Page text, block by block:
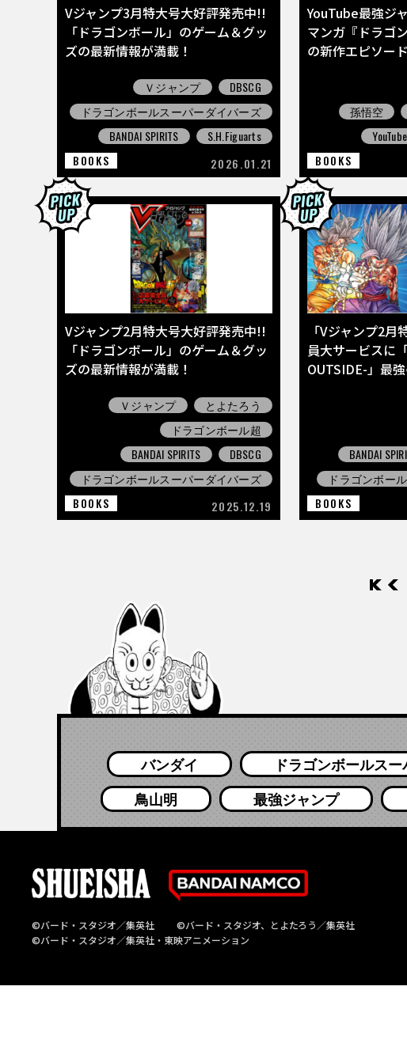
Vジャンプ3月特大号大好評発売中!!
「ドラゴンボール」のゲーム＆グッ
ズの最新情報が満載！
Ｖジャンプ
DBSCG
ドラゴンボールスーパーダイバーズ
BANDAI SPIRITS
S.H.Figuarts
BOOKS
2026.01.21
YouTube最強ジ
マンガ『ドラゴ
の新作エピソー
孫悟空
YouTube
BOOKS
Vジャンプ2月特大号大好評発売中!!
「ドラゴンボール」のゲーム＆グッ
ズの最新情報が満載！
Ｖジャンプ
とよたろう
ドラゴンボール超
BANDAI SPIRITS
DBSCG
ドラゴンボールスーパーダイバーズ
BOOKS
2025.12.19
「Vジャンプ2
員大サービスに
OUTSIDE-」最
BANDAI
ドラゴンボー
BOOKS
先頭
バンダイ ドラゴンボールス
鳥山明
最強ジャンプ
©バード・スタジオ／集英社
©バード・スタジオ、とよたろう／集英社
©バード・スタジオ／集英社・東映アニメーション